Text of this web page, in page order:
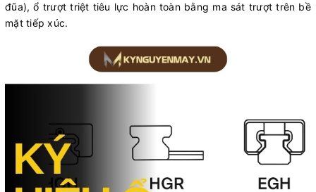
đũa), ổ trượt triệt tiêu lực hoàn toàn bằng ma sát trượt trên bề
mặt tiếp xúc.